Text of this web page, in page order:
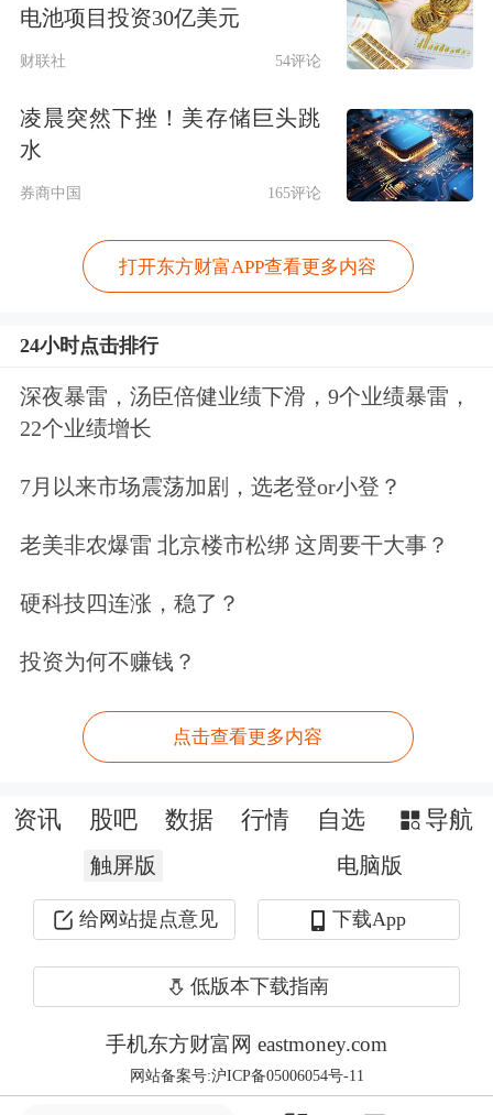
存储芯片巨头美光科技
盘后公布的最新
业绩远超市场预期，盘后一度大涨逾
16%。美光科技截至5月31日的2026财
年第三财季财报显示，营业收入同比增
长约346%至414.6亿美元，非GAAP口
径下调整后每股收益（EPS）同比增长
超12倍至25.11美元。美光科技预计第
四财季调整后营收490亿美元至510亿美
元，分析师预期432.4亿美元。
要炒股，先开户。立即开户上车>>
文章来源：中国证券报
电池项目投资30亿美元
财联社 54评论
凌晨突然下挫！美存储巨头跳
水
券商中国 165评论
打开东方财富APP查看更多内容
24小时点击排行
深夜暴雷，汤臣倍健业绩下滑，9个业绩暴雷，
22个业绩增长
7月以来市场震荡加剧，选老登or小登？
老美非农爆雷 北京楼市松绑 这周要干大事？
硬科技四连涨，稳了？
投资为何不赚钱？
点击查看更多内容
资讯 股吧 数据 行情 自选 导航
触屏版 电脑版
给网站提点意见 下载App
低版本下载指南
手机东方财富网 eastmoney.com
网站备案号:沪ICP备05006054号-11